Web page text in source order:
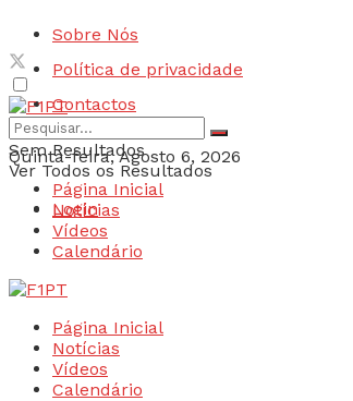
Sobre Nós
Política de privacidade
Contactos
Quinta-feira, Agosto 6, 2026
Login
Sem Resultados
Ver Todos os Resultados
Página Inicial
Notícias
Vídeos
Calendário
Página Inicial
Notícias
Vídeos
Calendário